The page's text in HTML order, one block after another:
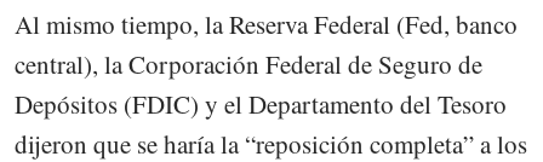
Al mismo tiempo, la Reserva Federal (Fed, banco
central), la Corporación Federal de Seguro de
Depósitos (FDIC) y el Departamento del Tesoro
dijeron que se haría la “reposición completa” a los